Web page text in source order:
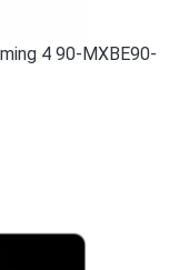
4 90-MXBE90-